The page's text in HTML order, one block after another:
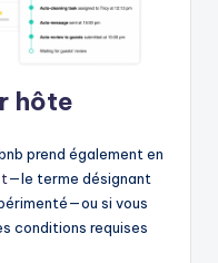
hôte
prend également en
—le terme désignant
si vous
conditions requises